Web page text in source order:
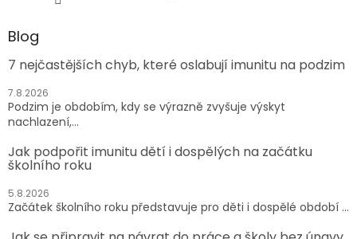
Blog
7 nejčastějších chyb, které oslabují imunitu na podzim
7.8.2026
Podzim je obdobím, kdy se výrazně zvyšuje výskyt
nachlazení,...
Jak podpořit imunitu dětí i dospělých na začátku
školního roku
5.8.2026
Začátek školního roku představuje pro děti i dospělé období ...